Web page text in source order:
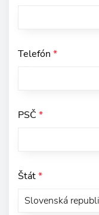
Telefón *
PSČ *
Štát*